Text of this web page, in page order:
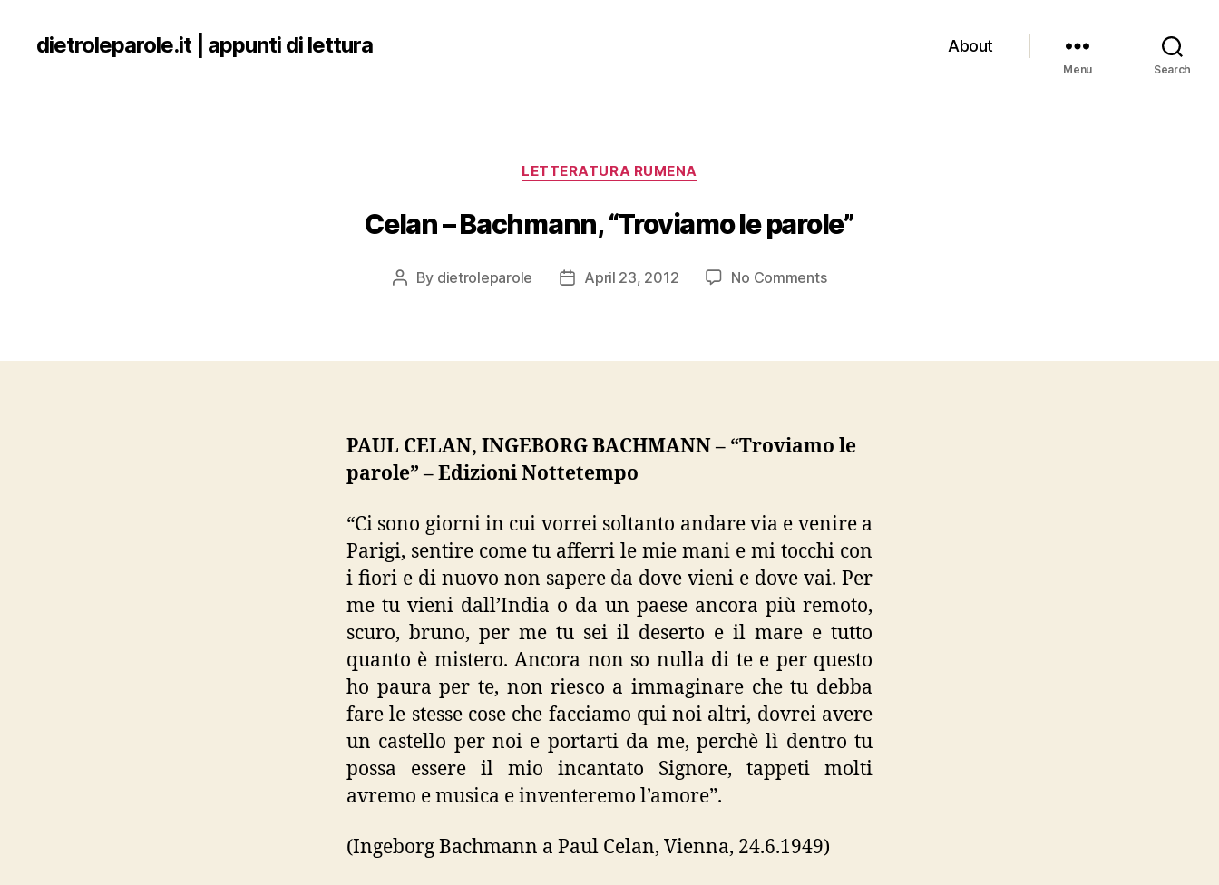
dietroleparole.it | appunti di lettura About
Menu Search
Categories
LETTERATURA RUMENA
Celan – Bachmann, “Troviamo le parole”
Post
By dietroleparole
PostApril 23, 2012 No Commentson
“Troviamo
PAUL CELAN, INGEBORG BACHMANN – “Troviamo le
parole” – Edizioni Nottetempo
“Ci sono giorni in cui vorrei soltanto andare via e venire a
Parigi, sentire come tu afferri le mie mani e mi tocchi con
i fiori e di nuovo non sapere da dove vieni e dove vai. Per
me tu vieni dall’India o da un paese ancora più remoto,
scuro, bruno, per me tu sei il deserto e il mare e tutto
quanto è mistero. Ancora non so nulla di te e per questo
ho paura per te, non riesco a immaginare che tu debba
fare le stesse cose che facciamo qui noi altri, dovrei avere
un castello per noi e portarti da me, perchè lì dentro tu
possa essere il mio incantato Signore, tappeti molti
avremo e musica e inventeremo l’amore”.
(Ingeborg Bachmann a Paul Celan, Vienna, 24.6.1949)